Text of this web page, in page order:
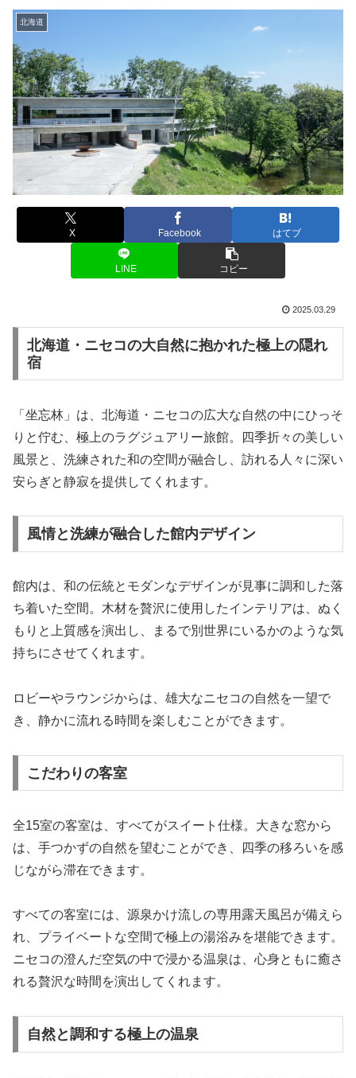
北海道
X Facebook はてブ
LINE コピー
2025.03.29
北海道・ニセコの大自然に抱かれた極上の隠れ
宿
「坐忘林」は、北海道・ニセコの広大な自然の中にひっそ
りと佇む、極上のラグジュアリー旅館。四季折々の美しい
風景と、洗練された和の空間が融合し、訪れる人々に深い
安らぎと静寂を提供してくれます。
風情と洗練が融合した館内デザイン
館内は、和の伝統とモダンなデザインが見事に調和した落
ち着いた空間。木材を贅沢に使用したインテリアは、ぬく
もりと上質感を演出し、まるで別世界にいるかのような気
持ちにさせてくれます。
ロビーやラウンジからは、雄大なニセコの自然を一望で
き、静かに流れる時間を楽しむことができます。
こだわりの客室
全15室の客室は、すべてがスイート仕様。大きな窓から
は、手つかずの自然を望むことができ、四季の移ろいを感
じながら滞在できます。
すべての客室には、源泉かけ流しの専用露天風呂が備えら
れ、プライベートな空間で極上の湯浴みを堪能できます。
ニセコの澄んだ空気の中で浸かる温泉は、心身ともに癒さ
れる贅沢な時間を演出してくれます。
自然と調和する極上の温泉